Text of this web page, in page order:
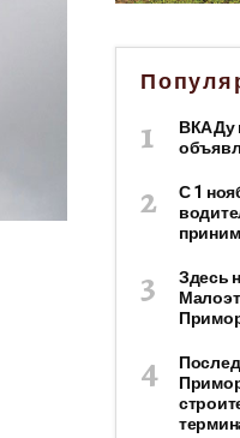
ВКАДу
С 1
Здесь